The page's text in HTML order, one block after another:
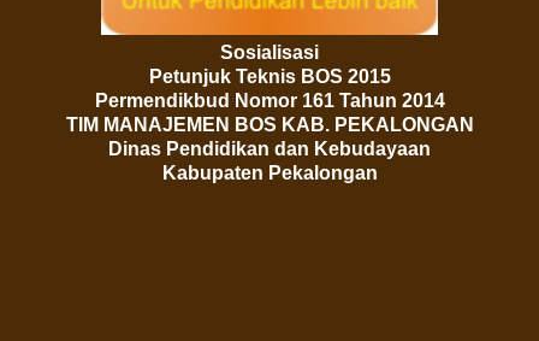
Sosialisasi
Petunjuk TeknisBOS 2015
Permendikbud Nomor 161 Tahun 2014
TIM MANAJEMEN BOS KAB. PEKALONGAN
Dinas Pendidikan dan Kebudayaan
Kabupaten Pekalongan